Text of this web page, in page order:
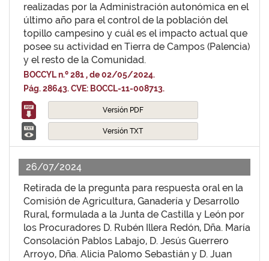
realizadas por la Administración autonómica en el
último año para el control de la población del
topillo campesino y cuál es el impacto actual que
posee su actividad en Tierra de Campos (Palencia)
y el resto de la Comunidad.
BOCCYL n.º 281 , de 02/05/2024.
Pág. 28643. CVE: BOCCL-11-008713.
Versión PDF
Versión TXT
26/07/2024
Retirada de la pregunta para respuesta oral en la
Comisión de Agricultura, Ganadería y Desarrollo
Rural, formulada a la Junta de Castilla y León por
los Procuradores D. Rubén Illera Redón, Dña. María
Consolación Pablos Labajo, D. Jesús Guerrero
Arroyo, Dña. Alicia Palomo Sebastián y D. Juan